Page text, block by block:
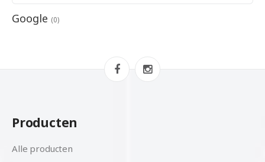
Google (0)
Producten
Alle producten